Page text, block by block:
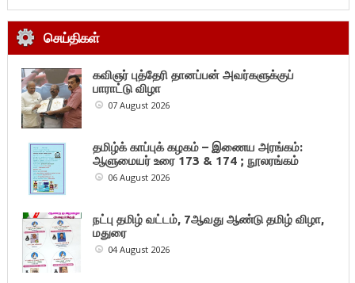
செய்திகள்
கவிஞர் புத்தேரி தானப்பன் அவர்களுக்குப்
பாராட்டு விழா
07 August 2026
தமிழ்க் காப்புக் கழகம் – இணைய அரங்கம்:
ஆளுமையர் உரை 173 & 174 ; நூலரங்கம்
06 August 2026
நட்பு தமிழ் வட்டம், 7ஆவது ஆண்டு தமிழ் விழா,
மதுரை
04 August 2026